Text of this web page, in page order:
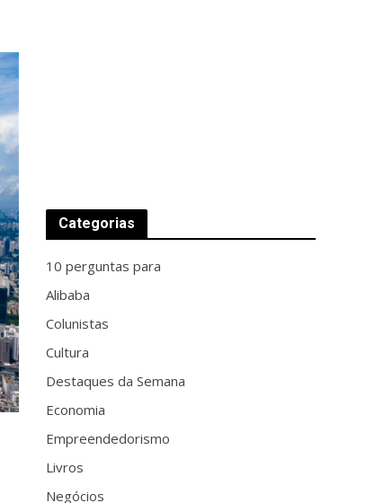
Categorias
10 perguntas para
Alibaba
Colunistas
Cultura
Destaques da Semana
Economia
Empreendedorismo
Livros
Negócios